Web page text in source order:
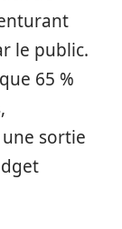
le public.
65 %
sortie